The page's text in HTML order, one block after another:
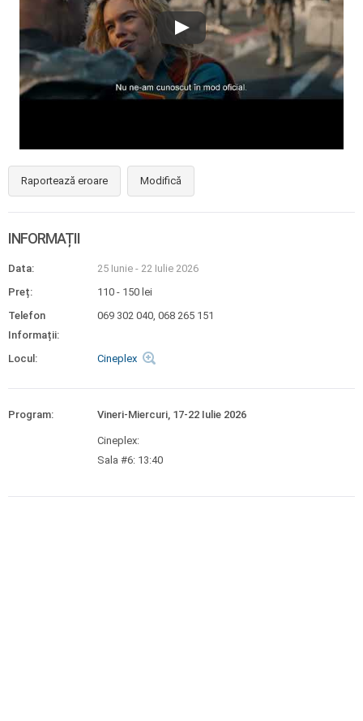
Raportează eroare Modifică
INFORMAȚII
Data: 25 Iunie - 22 Iulie 2026
Preț:
110 - 150 lei
Telefon
Informații:
069 302 040, 068 265 151
Locul: Cineplex
Program: Vineri-Miercuri, 17-22 Iulie 2026
Cineplex:
Sala #6: 13:40